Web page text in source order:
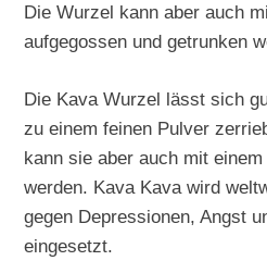
Die Wurzel kann aber auch
aufgegossen und getrunken
Die Kava Wurzel lässt sich
zu einem feinen Pulver
kann sie aber auch mit
werden. Kava Kava wird
gegen Depressionen, Angst
eingesetzt.